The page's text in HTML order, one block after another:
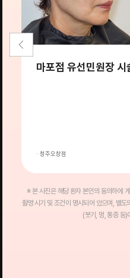
마포점 유선민원장 시
· 청주오창점
※ 본 사진은 해당 환자 본인의 동의하에
촬영 시기 및 조건이 명시되어 있으며, 별
(붓기, 멍, 통증 등)